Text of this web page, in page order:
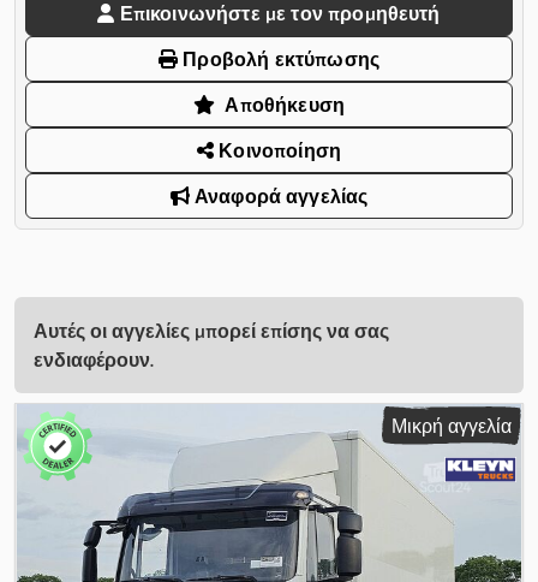
Επικοινωνήστε με τον προμηθευτή
Προβολή εκτύπωσης
Αποθήκευση
Κοινοποίηση
Αναφορά αγγελίας
Αυτές οι αγγελίες μπορεί επίσης να σας
ενδιαφέρουν.
Μικρή αγγελία